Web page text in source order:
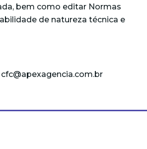
bem como editar Normas
de natureza técnica e